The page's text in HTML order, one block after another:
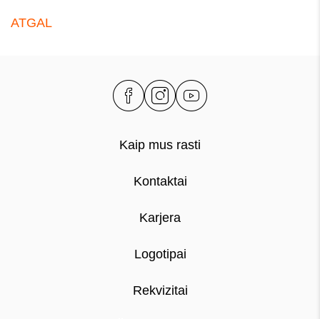
ATGAL
Kaip mus rasti
Kontaktai
Karjera
Logotipai
Rekvizitai